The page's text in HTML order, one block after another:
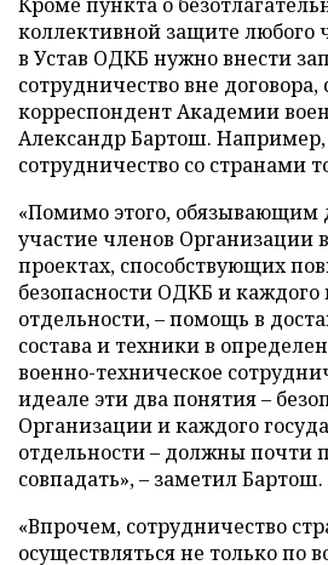
коллективной защите любого
в Устав ОДКБ нужно внести
сотрудничество вне
корреспондент Академии
Александр Бартош. Например,
сотрудничество со странами
«Помимо этого, обязывающим
участие членов Организации
проектах, способствующих
безопасности ОДКБ и каждого
отдельности, – помощь в
состава и техники в
военно-техническое
идеале эти два понятия –
Организации и каждого
отдельности – должны почти
совпадать», – заметил Бартош.
«Впрочем, сотрудничество
осуществляться не только по